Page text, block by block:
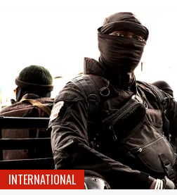
INTERNATIONAL